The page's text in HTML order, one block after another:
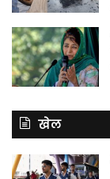
खेल